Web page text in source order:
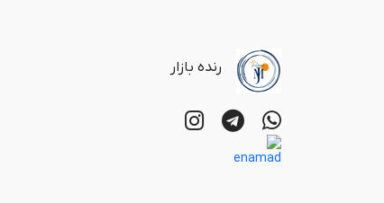
رنده بازار